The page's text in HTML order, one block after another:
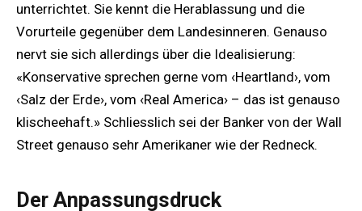
unterrichtet. Sie kennt die Herablassung und die
Vorurteile gegenüber dem Landesinneren. Genauso
nervt sie sich allerdings über die Idealisierung:
«Konservative sprechen gerne vom ‹Heartland›, vom
‹Salz der Erde›, vom ‹Real America› – das ist genauso
klischeehaft.» Schliesslich sei der Banker von der Wall
Street genauso sehr Amerikaner wie der Redneck.
Der Anpassungsdruck